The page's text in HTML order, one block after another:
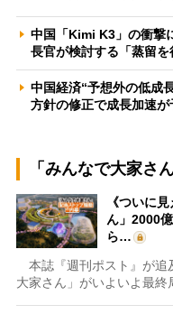
中国「Kimi K3」の衝撃
長官が検討する「蒸留
中国経済“予想外の低成
方針の修正で成長加速
「みんなで大家さ
《ついに
ん」2000
ら…
本誌『週刊ポスト』が追
大家さん」がいよいよ最終